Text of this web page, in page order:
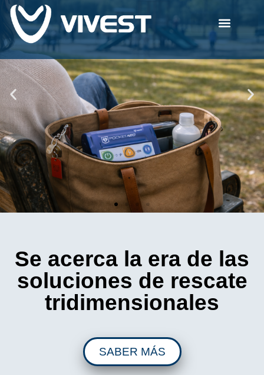
Se acerca la era de las
soluciones de rescate
tridimensionales
SABER MÁS